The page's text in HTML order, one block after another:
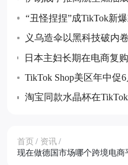
五个月同比下降
“丑怪捏捏”成TikTok新
义乌造伞以黑科技破内
球采购热点
日本主妇长期在电商复
耗品与防灾储备等成跨
TikTok Shop美区年中促
大增量玩法
淘宝同款水晶杯在
首页 / 资讯 /
现在做德国市场哪个跨境电商